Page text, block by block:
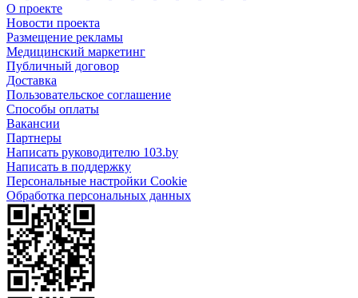
О проекте
Новости проекта
Размещение рекламы
Медицинский маркетинг
Публичный договор
Доставка
Пользовательское соглашение
Способы оплаты
Вакансии
Партнеры
Написать руководителю 103.by
Написать в поддержку
Персональные настройки Cookie
Обработка персональных данных